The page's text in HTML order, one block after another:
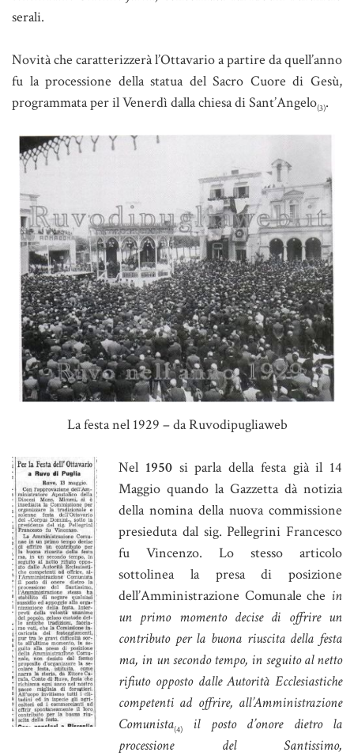
serali.
Novità che caratterizzerà l’Ottavario a partire da quell’anno
fu la processione della statua del Sacro Cuore di Gesù,
programmata per il Venerdì dalla chiesa di Sant’Angelo(3).
La festa nel 1929 – da Ruvodipugliaweb
Nel 1950si parla della festa già il 14
Maggio quando la Gazzetta dà notizia
della nomina della nuova commissione
presieduta dal sig. Pellegrini Francesco
fu Vincenzo. Lo stesso articolo
sottolinea la presa di posizione
dell’Amministrazione Comunale che in
un primo momento decise di offrire un
contributo per la buona riuscita della festa
ma, in un secondo tempo, in seguito al netto
rifiuto opposto dalle Autorità Ecclesiastiche
competenti ad offrire, all’Amministrazione
Comunista(4)
il posto d’onore dietro la
processione del Santissimo,